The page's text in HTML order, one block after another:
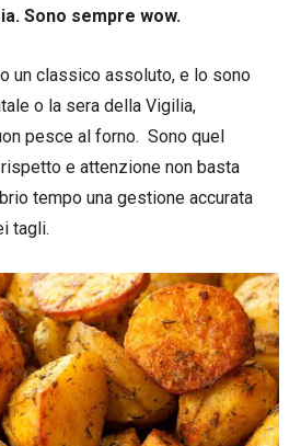
Sono sempre wow.
un classico assoluto, e lo sono
o la sera della Vigilia,
pesce al forno. Sono quel
e attenzione non basta
tempo una gestione accurata
tagli.